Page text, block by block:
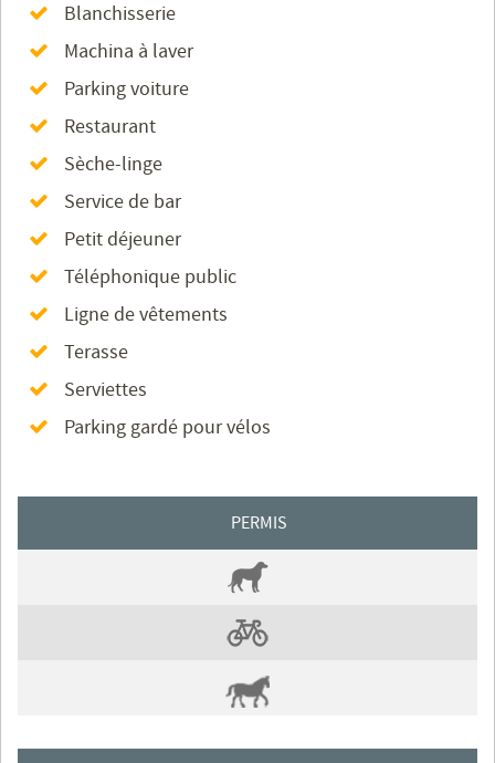
Blanchisserie
Machina à laver
Parking voiture
Restaurant
Sèche-linge
Service de bar
Petit déjeuner
Téléphonique public
Ligne de vêtements
Terasse
Serviettes
Parking gardé pour vélos
PERMIS